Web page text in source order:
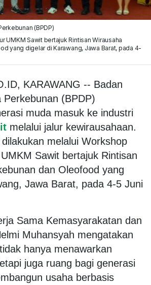
(BPDP)
UMKM Sawit bertajuk Rintisan Wirausaha
yang digelar di Karawang, Jawa Barat, pada 4-
KARAWANG -- Badan
Perkebunan (BPDP)
muda masuk ke industri
melalui jalur kewirausahaan.
melalui Workshop
Sawit bertajuk Rintisan
dan Oleofood yang
Jawa Barat, pada 4-5 Juni
Sama Kemasyarakatan dan
Muhansyah mengatakan
tidak hanya menawarkan
juga ruang bagi generasi
usaha berbasis